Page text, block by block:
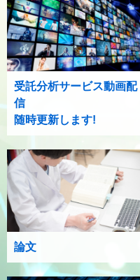
受託分析サービス動画配
信
随時更新します!
論文